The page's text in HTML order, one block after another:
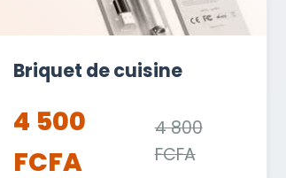
Briquet de cuisine
4 500
FCFA
4 800
FCFA